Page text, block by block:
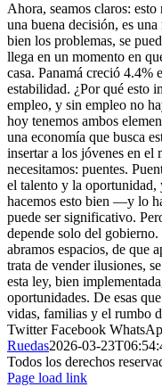
Ahora, seamos claros:
una buena decisión, es
bien los problemas, se
llega en un momento en
casa. Panamá creció
estabilidad. ¿Por qué esto
empleo, y sin empleo no
hoy tenemos ambos
una economía que busca
insertar a los jóvenes en el
necesitamos: puentes.
el talento y la oportunidad,
hacemos esto bien —y lo
puede ser significativo.
depende solo del gobierno.
abramos espacios, de que
trata de vender ilusiones,
esta ley, bien
oportunidades. De esas
vidas, familias y el rumbo
TwitterFacebook
Ruedas2026-03-
Todos los derechos
Page load link